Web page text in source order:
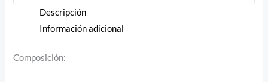
Descripción
Información adicional
Composición: